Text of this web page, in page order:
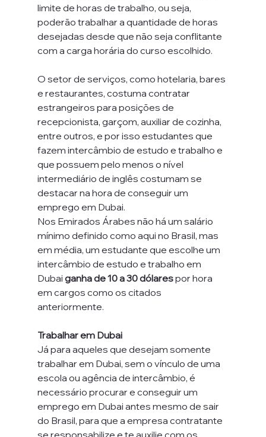
limite de horas de trabalho, ou seja,
poderão trabalhar a quantidade de horas
desejadas desde que não seja conflitante
com a carga horária do curso escolhido.
O setor de serviços, como hotelaria, bares
e restaurantes, costuma contratar
estrangeiros para posições de
recepcionista, garçom, auxiliar de cozinha,
entre outros, e por isso estudantes que
fazem intercâmbio de estudo e trabalho e
que possuem pelo menos o nível
intermediário de inglês costumam se
destacar na hora de conseguir um
emprego em Dubai.
Nos Emirados Árabes não há um salário
mínimo definido como aqui no Brasil, mas
em média, um estudante que escolhe um
intercâmbio de estudo e trabalho em
Dubai ganha de 10 a 30 dólares por hora
em cargos como os citados
anteriormente.
Trabalhar em Dubai
Já para aqueles que desejam somente
trabalhar em Dubai, sem o vínculo de uma
escola ou agência de intercâmbio, é
necessário procurar e conseguir um
emprego em Dubai antes mesmo de sair
do Brasil, para que a empresa contratante
se responsabilize e te auxilie com os